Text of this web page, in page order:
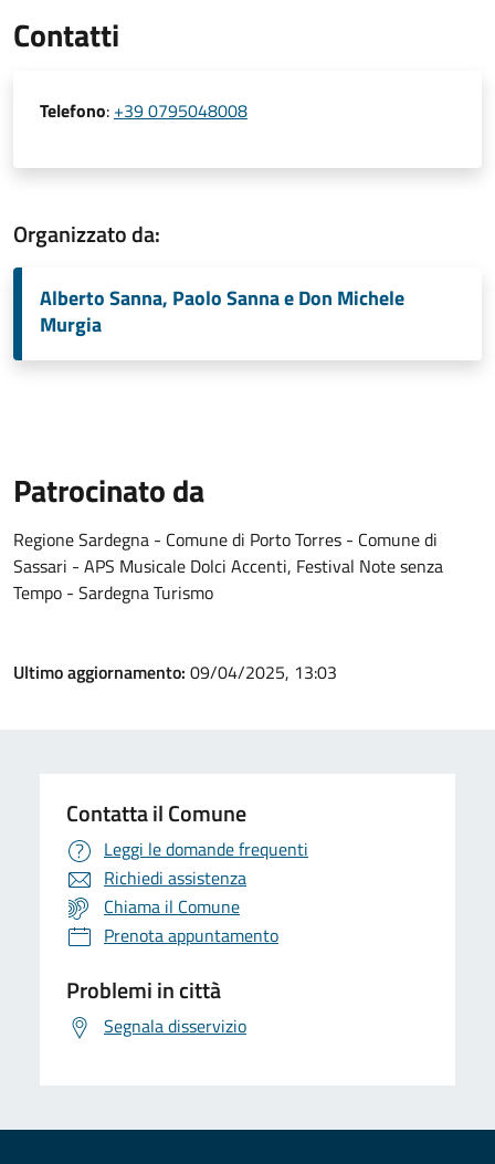
Contatti
Telefono: +39 0795048008
Organizzato da:
Alberto Sanna, Paolo Sanna e Don Michele
Murgia
Patrocinato da
Regione Sardegna - Comune di Porto Torres - Comune di
Sassari - APS Musicale Dolci Accenti, Festival Note senza
Tempo - Sardegna Turismo
Ultimo aggiornamento: 09/04/2025, 13:03
Contatta il Comune
Leggi le domande frequenti
Richiedi assistenza
Chiama il Comune
Prenota appuntamento
Problemi in città
Segnala disservizio